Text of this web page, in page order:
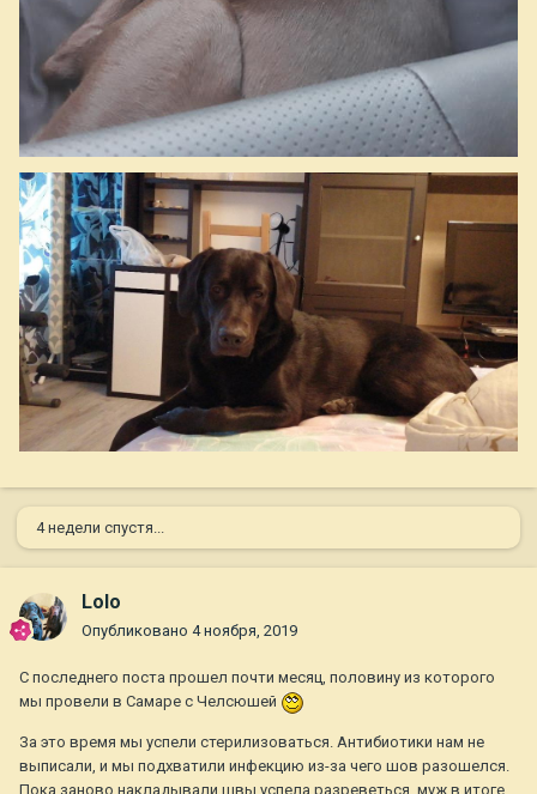
4 недели спустя...
Lolo
Опубликовано 4 ноября, 2019
С последнего поста прошел почти месяц, половину из которого
мы провели в Самаре с Челсюшей
За это время мы успели стерилизоваться. Антибиотики нам не
выписали, и мы подхватили инфекцию из-за чего шов разошелся.
Пока заново накладывали швы успела разреветься, муж в итоге